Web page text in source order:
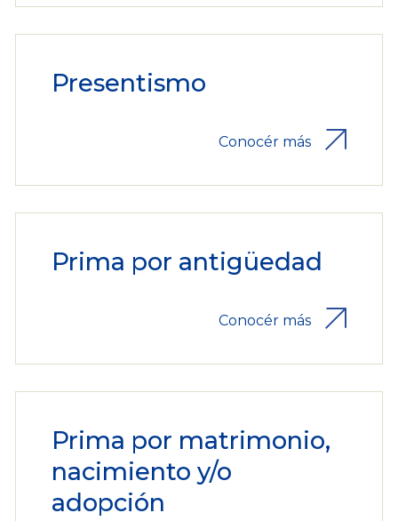
Presentismo
Conocér más
Prima por antigüedad
Conocér más
Prima por matrimonio,
nacimiento y/o
adopción